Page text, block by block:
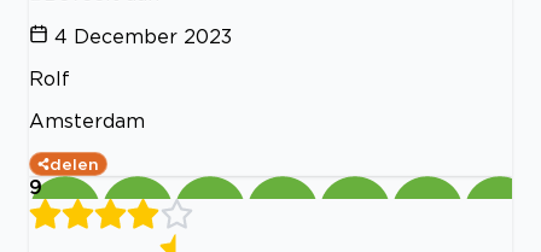
4 December 2023
Rolf
Amsterdam
delen
9